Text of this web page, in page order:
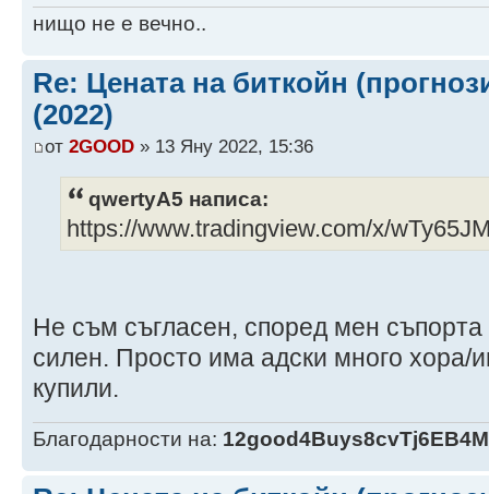
нищо не е вечно..
Re: Цената на биткойн
(2022)
от 2GOOD » 13 Яну 2022, 15:36
qwertyA5 написа:
https://www.tradingview.com/x/
Не съм съгласен, според мен съпорта
силен. Просто има адски много хора/
купили.
Благодарности на: